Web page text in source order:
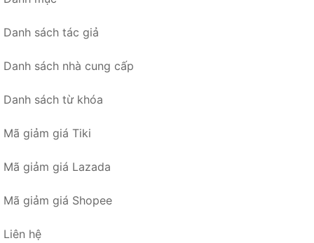
Danh sách tác giả
Danh sách nhà cung cấp
Danh sách từ khóa
Mã giảm giá Tiki
Mã giảm giá Lazada
Mã giảm giá Shopee
Liên hệ